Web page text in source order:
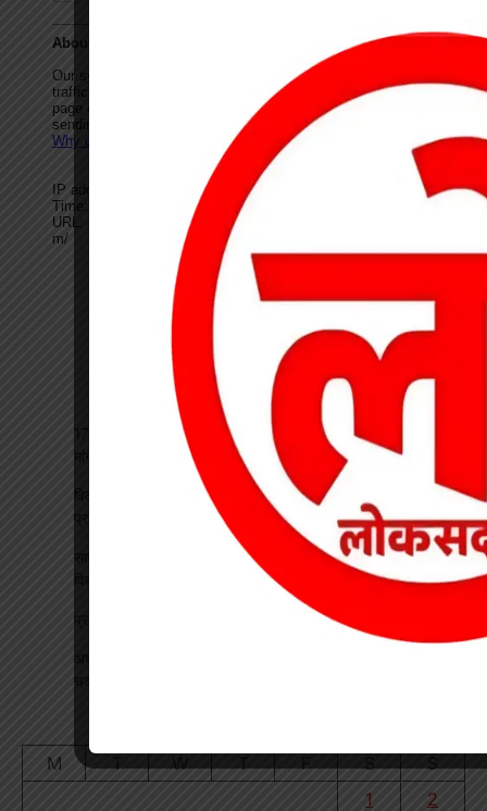
17 अगस्त की हड़ताल से पहले चेयरमैन ने बुलाई बैठक, बिजली कर्मियों की
विकसित भारत रोजगार मिशन पर खारंग में एकदिवसीय प्रशिक्षण, जनपद
प्रतिनिधियों ने सीखी योजनाओं के प्रभावी क्रियान्वयन की बारीकियां
साइबर सुरक्षा एवं छात्र कानून जागरूकता कार्यक्रम आयोजित, प्रतिभावान
प्रधान पाठक पर हमला, स्कूल का चपरासी गिरफ्तार
M
1
2